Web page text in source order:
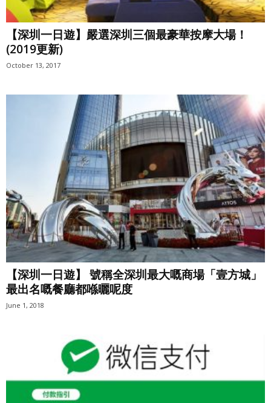
【深圳一日遊】嚴選深圳三個最豪華按摩大場！
(2019更新)
October 13, 2017
【深圳一日遊】 號稱全深圳最大嘅商場「壹方城」
最出名嘅餐廳都喺曬呢度
June 1, 2018